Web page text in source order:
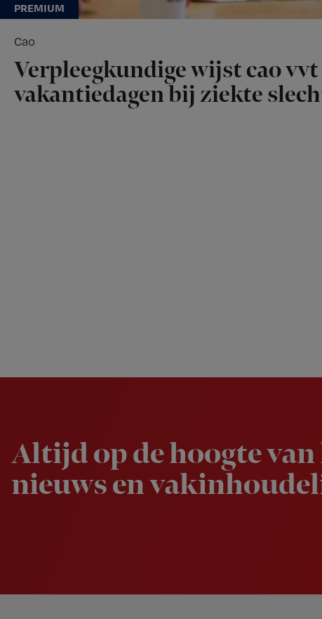
Cao
Verpleegkundige wijst cao
vakantiedagen bij ziekte
Altijd op de hoogte
nieuws en